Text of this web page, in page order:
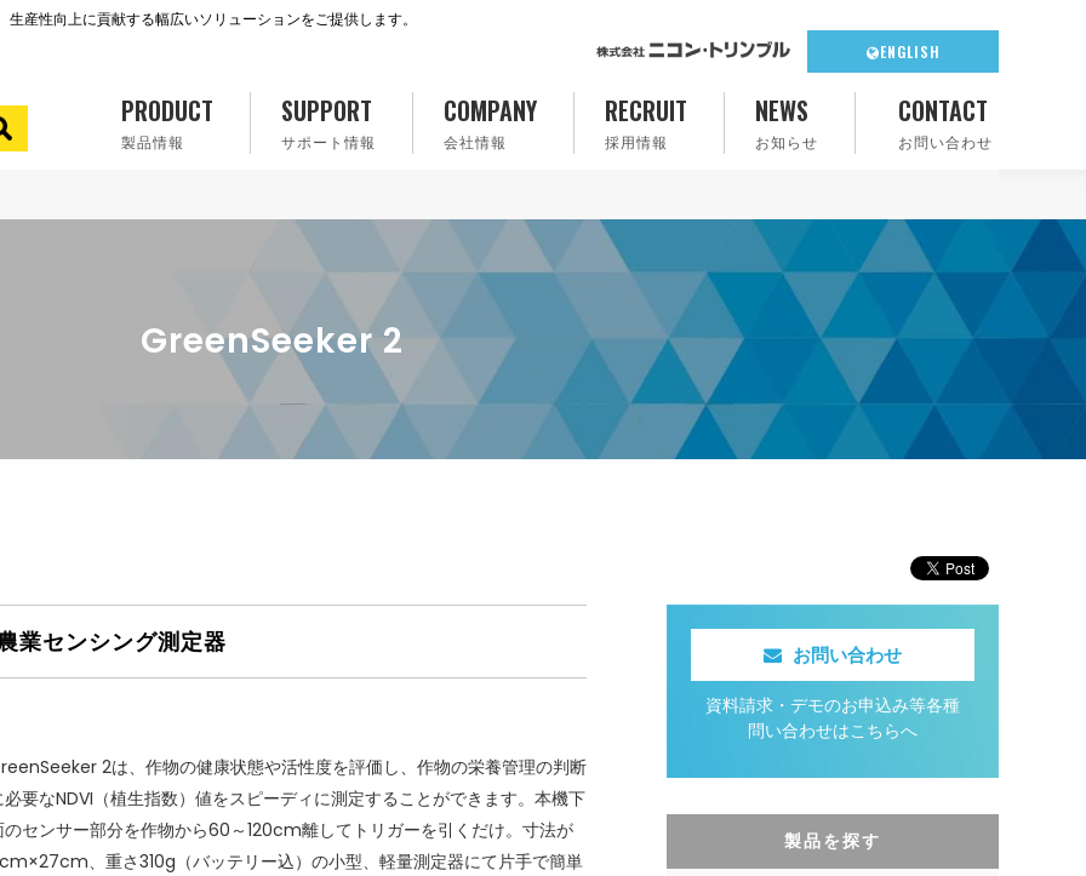
産性向上に貢献する幅広いソリューションをご提供します。
ENGLISH
PRODUCT
製品情報
SUPPORT
サポート情報
COMPANY
会社情報
RECRUIT
採用情報
NEWS
お知らせ
CONTACT
お問い合わせ
GreenSeeker 2
業センシング測定器
2は、作物の健康状態や活性度を評価し、作物の栄養管理の判断
必要なNDVI（植生指数）値をスピーディに測定することができます。本機下
のセンサー部分を作物から60～120cm離してトリガーを引くだけ。寸法が
、重さ310g（バッテリー込）の小型、軽量測定器にて片手で簡単
お問い合わせ
資料請求・デモのお申込み等各種
問い合わせはこちらへ
製品を探す